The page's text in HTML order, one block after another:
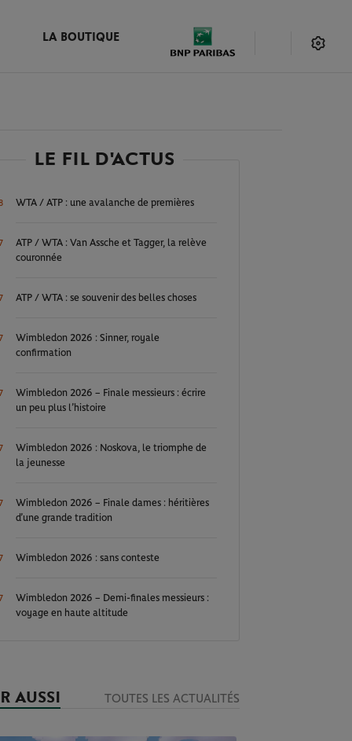
LA BOUTIQUE
LE FIL D'ACTUS
WTA / ATP : une avalanche de premières
ATP / WTA : Van Assche et Tagger, la relève
couronnée
ATP / WTA : se souvenir des belles choses
Wimbledon 2026 : Sinner, royale
confirmation
Wimbledon 2026 – Finale messieurs : écrire
un peu plus l’histoire
Wimbledon 2026 : Noskova, le triomphe de
la jeunesse
Wimbledon 2026 – Finale dames : héritières
d’une grande tradition
Wimbledon 2026 : sans conteste
Wimbledon 2026 – Demi-finales messieurs :
voyage en haute altitude
AUSSI TOUTES LES ACTUALITÉS